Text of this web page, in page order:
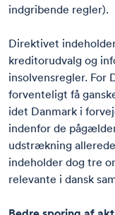
indgribende regler).
Direktivet
kreditorudvalg og
insolvensregler. For
forventeligt få
idet Danmark i
indenfor de
udstrækning
indeholder dog tre
relevante i dansk